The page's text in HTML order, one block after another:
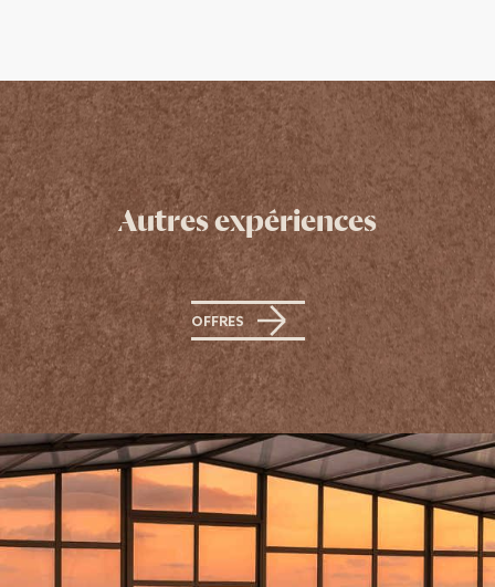
Autres expériences
OFFRES